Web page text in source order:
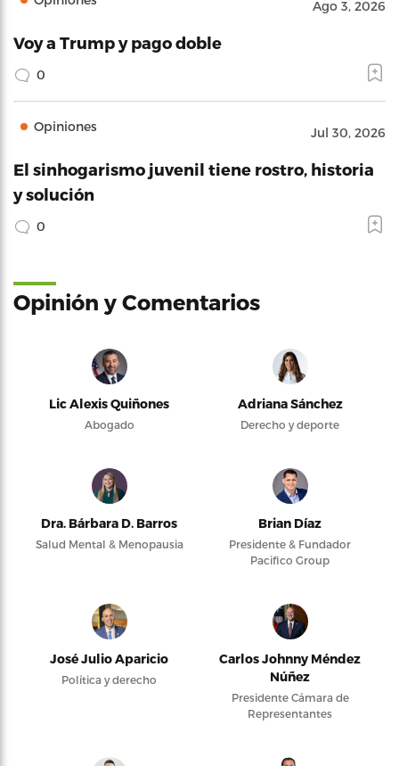
Ago 3, 2026
Voy a Trump y pago doble
0
Opiniones Jul 30, 2026
El sinhogarismo juvenil tiene rostro, historia
y solución
0
Opinión y Comentarios
Lic Alexis Quiñones
Abogado
Adriana Sánchez
Derecho y deporte
Dra. Bárbara D. Barros
Salud Mental & Menopausia
Brian Díaz
Presidente & Fundador
Pacifico Group
José Julio Aparicio
Política y derecho
Carlos Johnny Méndez
Núñez
Presidente Cámara de
Representantes